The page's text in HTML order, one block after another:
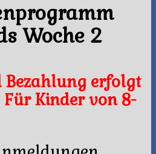
Woche 2
erfolgt
Für Kinder von 8-